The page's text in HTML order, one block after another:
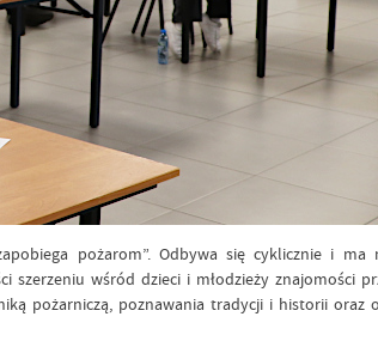
pożarom”. Odbywa się cyklicznie i
wśród dzieci i młodzieży znajomości
pożarniczą, poznawania tradycji i historii oraz